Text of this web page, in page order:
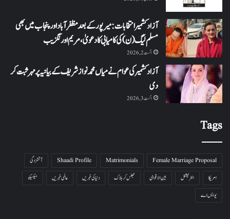
آزاد کشمیر انتخابات: میرپور کے بعد مظفرآباد اور پنجاب میں بھی
مسلم لیگ (ن) کی کامیابی کا دعویٰ، مریم اورنگزیب
اگست 2, 2026
آزاد کشمیر کی عوام نے میاں محمد نواز شریف کے بیانیہ پر مہر ثبت کر
دی
اگست 3, 2026
Tags
Female Marriage Proposal
Matrimonials
Shaadi Profile
آتشزدگی
امریکا
انٹرنیشنل بین الاقوامی جھلس کر ہلاک دنیا کی خبریں عالمی خبریں
میکسیکو
یو ایس اے